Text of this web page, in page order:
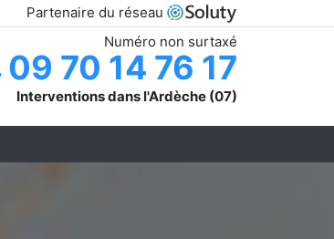
Partenaire du réseau
Numéro non surtaxé
09 70 14 76 17
Interventions dans l'Ardèche (07)